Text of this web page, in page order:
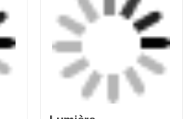
d&#39;avertissement
LED antidéflagrant
avec sirène
envoyer une
demande